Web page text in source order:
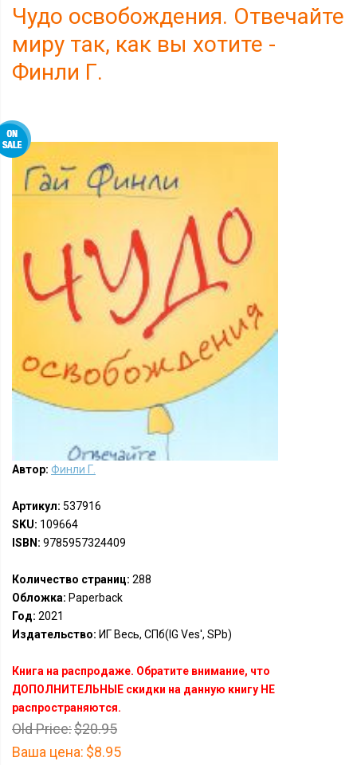
Чудо освобождения. Отвечайте
миру так, как вы хотите -
Финли Г.
Автор: Финли Г.
Артикул: 537916
SKU: 109664
ISBN: 9785957324409
Количество страниц: 288
Обложка: Paperback
Год: 2021
Издательство: ИГ Весь, СПб(IG Ves', SPb)
Книга на распродаже. Обратите внимание, что
ДОПОЛНИТЕЛЬНЫЕ скидки на данную книгу НЕ
распространяются.
Old Price:$20.95
Ваша цена: $8.95